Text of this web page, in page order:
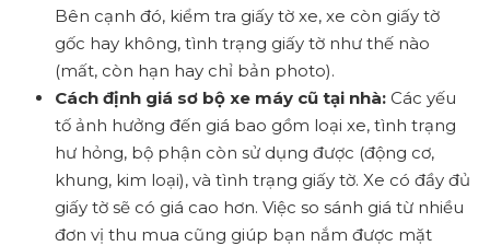
Bên cạnh đó, kiểm tra giấy tờ xe, xe còn giấy tờ
gốc hay không, tình trạng giấy tờ như thế nào
(mất, còn hạn hay chỉ bản photo).
Cách định giá sơ bộ xe máy cũ tại nhà: Các yếu
tố ảnh hưởng đến giá bao gồm loại xe, tình trạng
hư hỏng, bộ phận còn sử dụng được (động cơ,
khung, kim loại), và tình trạng giấy tờ. Xe có đầy đủ
giấy tờ sẽ có giá cao hơn. Việc so sánh giá từ nhiều
đơn vị thu mua cũng giúp bạn nắm được mặt